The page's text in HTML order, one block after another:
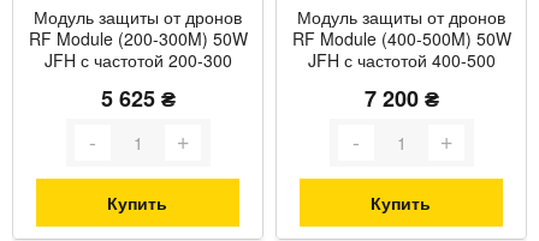
Модуль защиты от дронов
RF Module (200-300M) 50W
JFH с частотой 200-300
мощностью до 50 Вт
5 625 ₴
Купить
Модуль защиты от дронов
RF Module (400-500M) 50W
JFH с частотой 400-500
мощностью до 50 Вт
7 200 ₴
Купить